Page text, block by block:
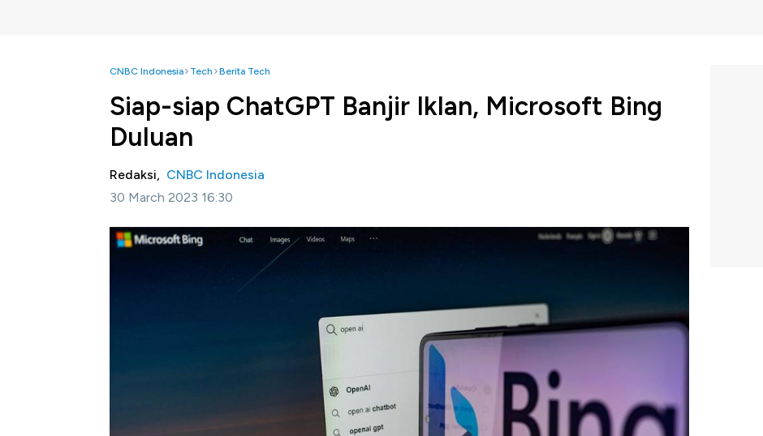
CNBC Indonesia Tech Berita Tech
Siap-siap ChatGPT Banjir Iklan, Microsoft Bing
Duluan
Redaksi, CNBC Indonesia
30 March 2023 16:30